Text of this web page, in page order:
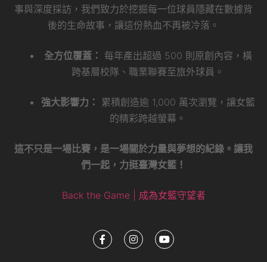
事與深度採訪，我們致力於挖掘每一位球員隱藏在數據背
後的生命故事，讓這份熱血不再被冷落。
全方位覆蓋： 每年產出超過 500 則原創內容，橫
跨基層校隊、職業聯賽至旅外球員。
強大影響力：
累積創造逾 1,000 萬次瀏覽，讓女籃
的精彩跨越螢幕。
這不只是一場比賽，是一場關於力量與夢想的紀錄。讓我
們一起，力挺臺灣女籃！
Back the Game | 成為女籃守望者